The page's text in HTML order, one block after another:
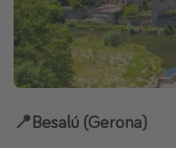
📍Besalú (Gerona)